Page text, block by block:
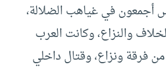
أجمعون في غياهب الضلالة،
والنزاع، وكانت العرب
فرقة ونزاع، وقتال داخلي